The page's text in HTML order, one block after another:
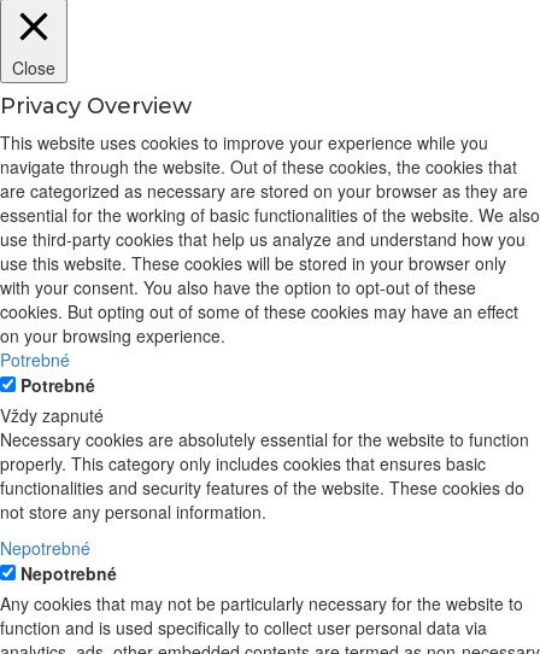
Close
Privacy Overview
This website uses cookies to improve your experience while you
navigate through the website. Out of these cookies, the cookies that
are categorized as necessary are stored on your browser as they are
essential for the working of basic functionalities of the website. We also
use third-party cookies that help us analyze and understand how you
use this website. These cookies will be stored in your browser only
with your consent. You also have the option to opt-out of these
cookies. But opting out of some of these cookies may have an effect
on your browsing experience.
Potrebné
Potrebné
Vždy zapnuté
Necessary cookies are absolutely essential for the website to function
properly. This category only includes cookies that ensures basic
functionalities and security features of the website. These cookies do
not store any personal information.
Nepotrebné
Nepotrebné
Any cookies that may not be particularly necessary for the website to
function and is used specifically to collect user personal data via